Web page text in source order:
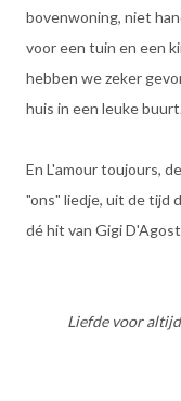
bovenwoning, niet
voor een tuin en een
hebben we zeker
huis in een leuke
En L'amour toujours,
"ons" liedje, uit de tijd
dé hit van Gigi
Liefde voor